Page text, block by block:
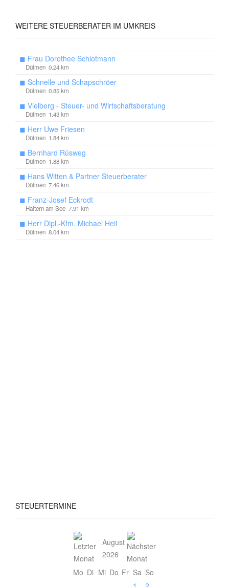
WEITERE STEUERBERATER IM UMKREIS
◼ Frau Dorothee Schlotmann
Dülmen 0.24 km
◼ Schnelle und Schapschröer
Dülmen 0.85 km
◼ Vielberg - Steuer- und Wirtschaftsberatung
Dülmen 1.43 km
◼ Herr Uwe Friesen
Dülmen 1.84 km
◼ Bernhard Rüsweg
Dülmen 1.88 km
◼ Hans Witten & Partner Steuerberater
Dülmen 7.46 km
◼ Franz-Josef Eckrodt
Haltern am See 7.91 km
◼ Herr Dipl.-Kfm. Michael Heil
Dülmen 8.04 km
STEUERTERMINE
August
2026
Mo Di Mi Do Fr Sa So